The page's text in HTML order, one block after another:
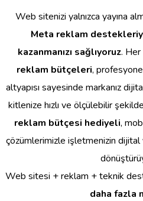
Web sitenizi yalnızca yayına
Meta reklam
kazanmanızı sağlıyoruz.
reklam bütçeleri,
altyapısı sayesinde markanız
kitlenize hızlı ve ölçülebilir
reklam bütçesi hediyeli,
çözümlerimizle işletmenizin dijital
Web sitesi + reklam + teknik
daha fazla